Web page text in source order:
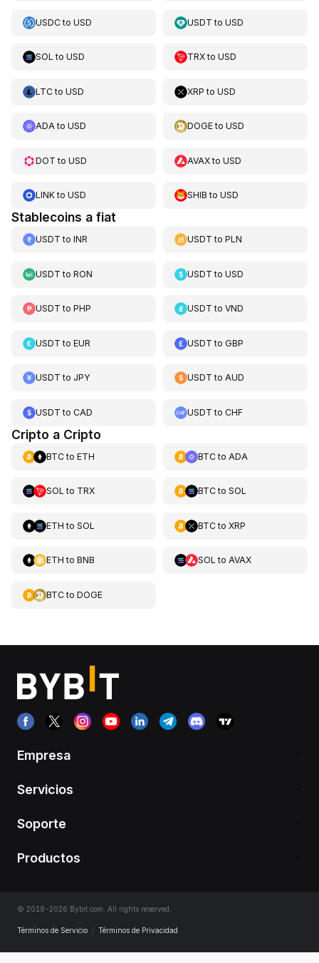
USDCto USD USDT toUSD
SOL to USD TRXtoUSD
LTCto USD XRP toUSD
ADAto USD DOGEtoUSD
DOT to USD AVAXtoUSD
LINKto USD SHIB toUSD
Stablecoins a fiat
USDT to INR USDT toPLN
USDT to RON USDT toUSD
USDT to PHP USDT toVND
USDT to EUR USDT toGBP
USDT to JPY USDT toAUD
USDT to CAD USDT toCHF
Cripto a Cripto
BTCto ETH BTCto ADA
SOL to TRX BTCto SOL
ETH to SOL BTCto XRP
ETH to BNB SOL to AVAX
BTCto DOGE
Empresa
Servicios
Soporte
Productos
© 2018-2026 Bybit.com. All rights reserved.
Términos de Servicio Términos de Privacidad